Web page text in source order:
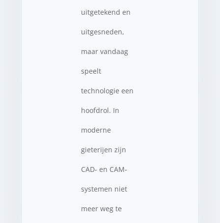
uitgetekend en
uitgesneden,
maar vandaag
speelt
technologie een
hoofdrol. In
moderne
gieterijen zijn
CAD- en CAM-
systemen niet
meer weg te